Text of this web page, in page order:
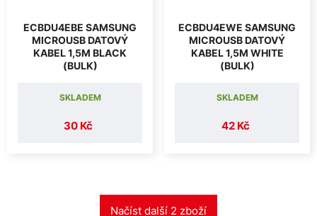
ECBDU4EBE SAMSUNG
MICROUSB DATOVÝ
KABEL 1,5M BLACK
(BULK)
30 Kč
SKLADEM
ECBDU4EWE SAMSUNG
MICROUSB DATOVÝ
KABEL 1,5M WHITE
(BULK)
42 Kč
SKLADEM